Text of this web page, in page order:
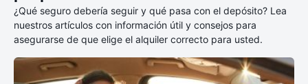
¿Qué seguro debería seguir y qué pasa con el depósito? Lea
nuestros artículos con información útil y consejos para
asegurarse de que elige el alquiler correcto para usted.